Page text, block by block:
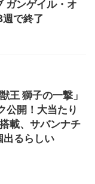
ガンゲイル・オ
で終了
王 獅子の一撃」
公開！大当たり
載、サバンナチ
るらしい